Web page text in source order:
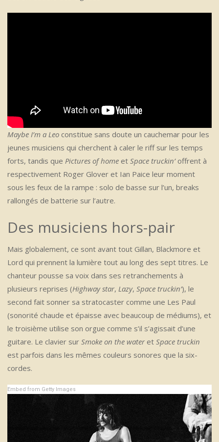
Maybe I’m a Leo constitue sans doute un cauchemar pour les
jeunes musiciens qui cherchent à caler le riff sur les temps
forts, tandis que Pictures of home et Space truckin’offrent à
respectivement Roger Glover et Ian Paice leur moment
sous les feux de la rampe : solo de basse sur l’un, breaks
rallongés de batterie sur l’autre.
Des musiciens hors-pair
Mais globalement, ce sont avant tout Gillan, Blackmore et
Lord qui prennent la lumière tout au long des sept titres. Le
chanteur pousse sa voix dans ses retranchements à
plusieurs reprises (Highway star, Lazy, Space truckin’), le
second fait sonner sa stratocaster comme une Les Paul
(sonorité chaude et épaisse avec beaucoup de médiums), et
le troisième utilise son orgue comme s’il s’agissait d’une
guitare. Le clavier sur Smoke on the wateret Space truckin
est parfois dans les mêmes couleurs sonores que la six-
cordes.
Embed from Getty Images